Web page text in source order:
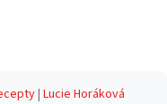
|Lucie Horáková